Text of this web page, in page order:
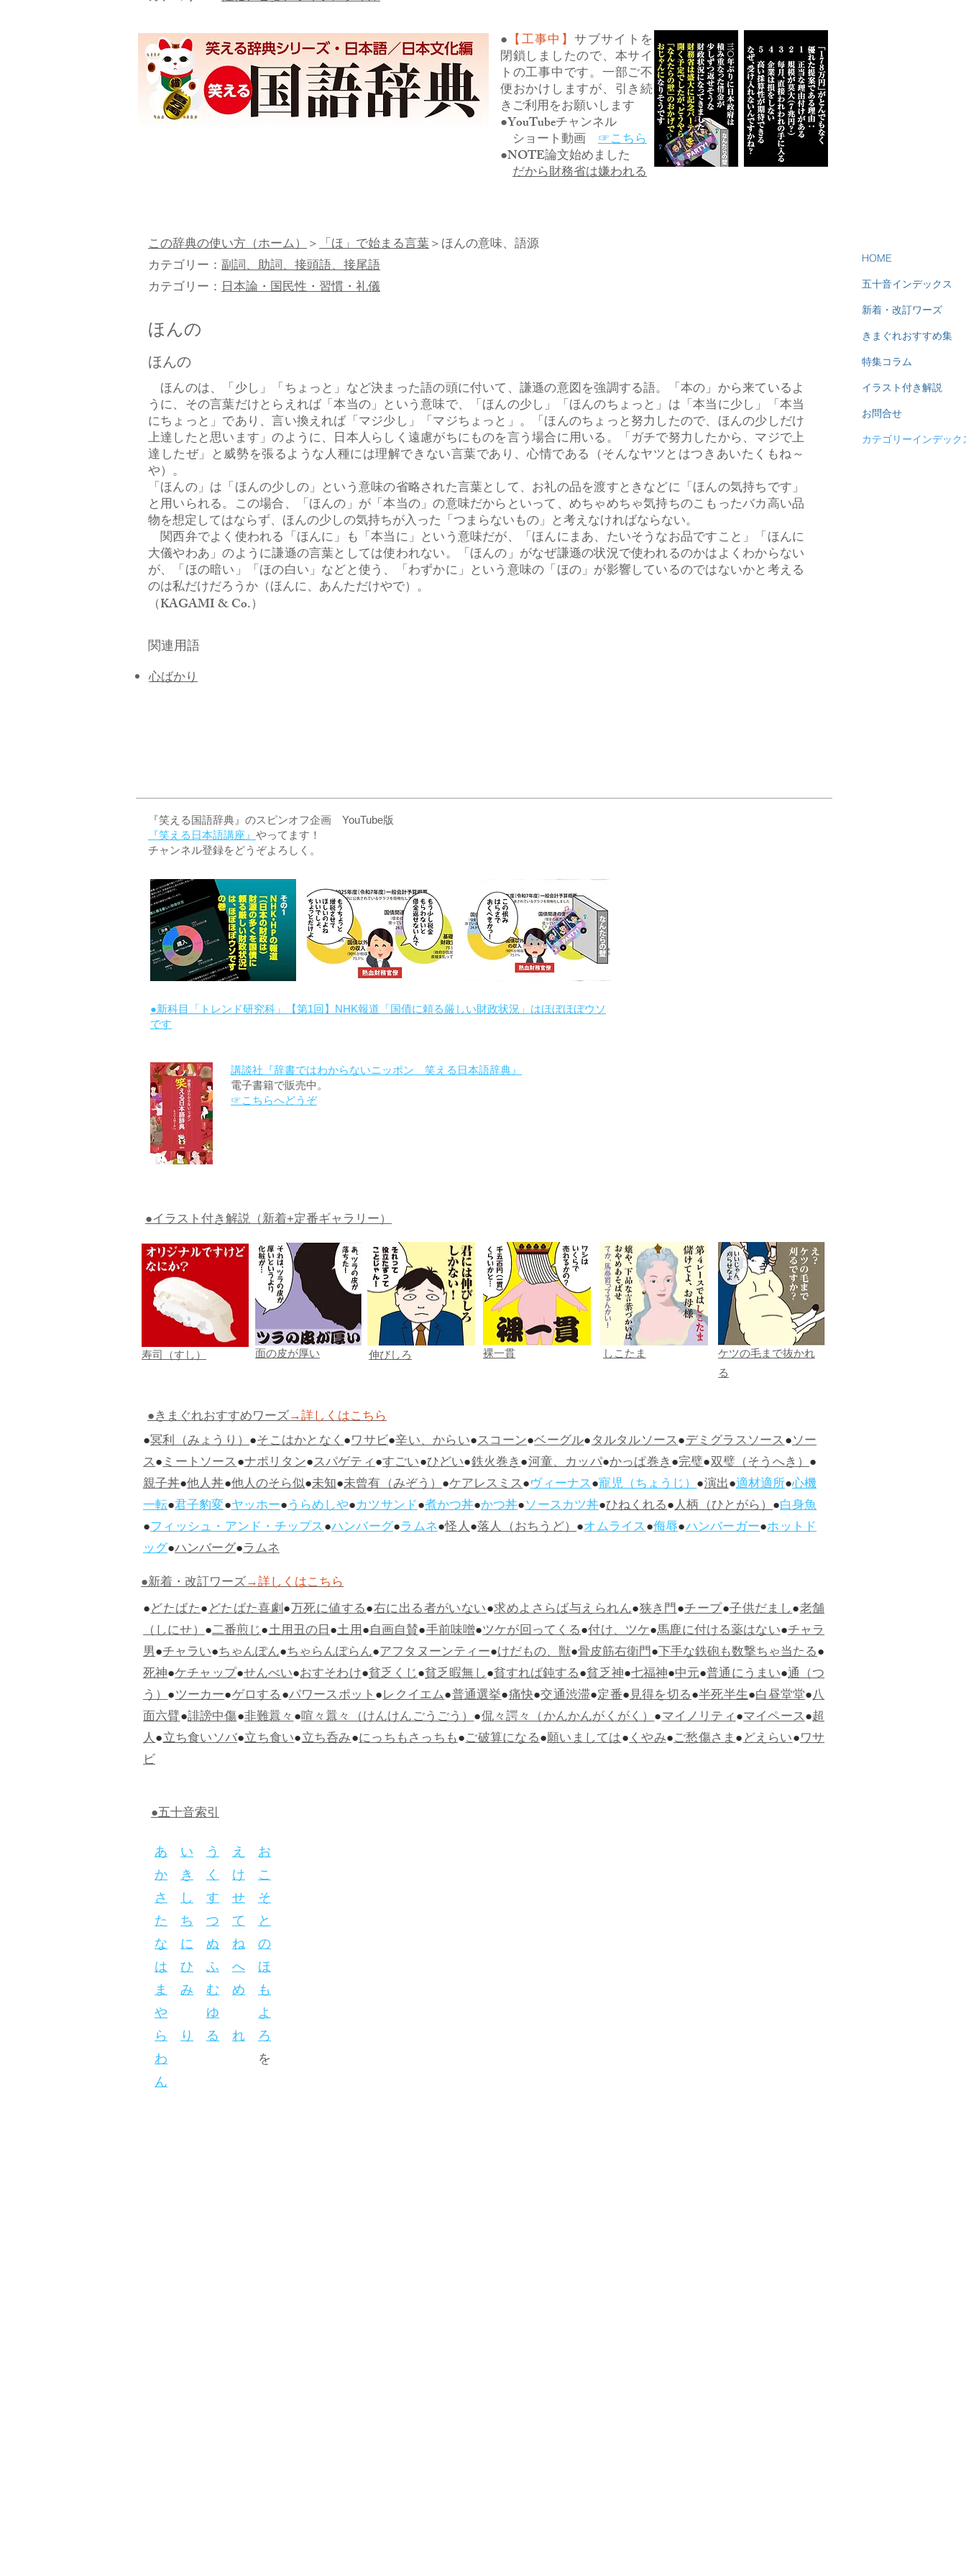
● 【工事中】サブサイトを
閉鎖しましたので、本サイ
トの工事中です。一部ご不
便おかけしますが、引き続
きご利用をお願いします
●YouTubeチャンネル
ショート動画 ☞こちら
●NOTE論文始めました
だから財務省は嫌われる
この辞典の使い方（ホーム）＞「ほ」で始まる言葉＞ほんの意味、語源
カテゴリー： 副詞、助詞、接頭語、接尾語
カテゴリー： 日本論・国民性・習慣・礼儀
ほんの
ほんの
ほんのは、「少し」「ちょっと」など決まった語の頭に付いて、謙遜の意図を強調する語。「本の」から来ているよ
うに、その言葉だけとらえれば「本当の」という意味で、「ほんの少し」「ほんのちょっと」は「本当に少し」「本当
にちょっと」であり、言い換えれば「マジ少し」「マジちょっと」。「ほんのちょっと努力したので、ほんの少しだけ
上達したと思います」のように、日本人らしく遠慮がちにものを言う場合に用いる。「ガチで努力したから、マジで上
達したぜ」と威勢を張るような人種には理解できない言葉であり、心情である（そんなヤツとはつきあいたくもね～
や）。
「ほんの」は「ほんの少しの」という意味の省略された言葉として、お礼の品を渡すときなどに「ほんの気持ちです」
と用いられる。この場合、「ほんの」が「本当の」の意味だからといって、めちゃめちゃ気持ちのこもったバカ高い品
物を想定してはならず、ほんの少しの気持ちが入った「つまらないもの」と考えなければならない。
関西弁でよく使われる「ほんに」も「本当に」という意味だが、「ほんにまあ、たいそうなお品ですこと」「ほんに
大儀やわあ」のように謙遜の言葉としては使われない。「ほんの」がなぜ謙遜の状況で使われるのかはよくわからない
が、「ほの暗い」「ほの白い」などと使う、「わずかに」という意味の「ほの」が影響しているのではないかと考える
のは私だけだろうか（ほんに、あんただけやで）。
（KAGAMI & Co.）
関連用語
心ばかり
HOME
五十音インデックス
新着・改訂ワーズ
きまぐれおすすめ集
特集コラム
イラスト付き解説
お問合せ
カテゴリーインデック
『笑える国語辞典』のスピンオフ企画 YouTube版
『笑える日本語講座』 やってます！
チャンネル登録をどうぞよろしく。
●新科目「トレンド研究科」【第1回】NHK報道「国債に頼る厳しい財政状況」はほぼほぼウソ
です
講談社『辞書ではわからないニッポン 笑える日本語辞典』
電子書籍で販売中。
☞こちらへどうぞ
●イラスト付き解説（新着+定番ギャラリー）
寿司（すし） 面の皮が厚い 伸びしろ 裸一貫 しこたま
ケツの毛まで抜かれ
る
●きまぐれおすすめワーズ→詳しくはこちら
●冥利（みょうり）●そこはかとなく●ワサビ●辛い、からい●スコーン●ベーグル●タルタルソース●デミグラスソース●ソー
ス●ミートソース●ナポリタン●スパゲティ●すごい●ひどい●鉄火巻き●河童、カッパ●かっぱ巻き●完璧●双璧（そうへき）●
親子丼●他人丼●他人のそら似●未知●未曾有（みぞう）●ケアレスミス●ヴィーナス●寵児（ちょうじ）●演出●適材適所●心機
一転●君子豹変●ヤッホー●うらめしや●カツサンド●煮かつ丼●かつ丼●ソースカツ丼●ひねくれる●人柄（ひとがら）●白身魚
●フィッシュ・アンド・チップス●ハンバーグ●ラムネ●怪人●落人（おちうど）●オムライス●侮辱●ハンバーガー●ホットド
ッグ●ハンバーグ●ラムネ
●新着・改訂ワーズ→詳しくはこちら
●どたばた●どたばた喜劇●万死に値する●右に出る者がいない●求めよさらば与えられん●狭き門●チープ●子供だまし●老舗
（しにせ）●二番煎じ●土用丑の日●土用●自画自賛●手前味噌●ツケが回ってくる●付け、ツケ●馬鹿に付ける薬はない●チャラ
男●チャラい●ちゃんぽん●ちゃらんぽらん●アフタヌーンティー●けだもの、獣●骨皮筋右衛門●下手な鉄砲も数撃ちゃ当たる●
死神●ケチャップ●せんべい●おすそわけ●貧乏くじ●貧乏暇無し●貧すれば鈍する●貧乏神●七福神●中元●普通にうまい●通（つ
う）●ツーカー●ゲロする●パワースポット●レクイエム●普通選挙●痛快●交通渋滞●定番●見得を切る●半死半生●白昼堂堂●八
面六臂●誹謗中傷●非難囂々●喧々囂々（けんけんごうごう）●侃々諤々（かんかんがくがく）●マイノリティ●マイペース●超
人●立ち食いソバ●立ち食い●立ち呑み●にっちもさっちも●ご破算になる●願いましては●くやみ●ご愁傷さま●どえらい●ワサ
ビ
●五十音索引
あ い う え お
か き く け こ
さ し す せ そ
た ち つ て と
な に ぬ ね の
は ひ ふ へ ほ
ま み む め も
や
ゆ
よ
ら り る れ ろ
わ を
ん